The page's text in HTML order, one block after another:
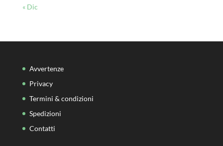
« Dic
Avvertenze
Privacy
Termini & condizioni
Spedizioni
Contatti